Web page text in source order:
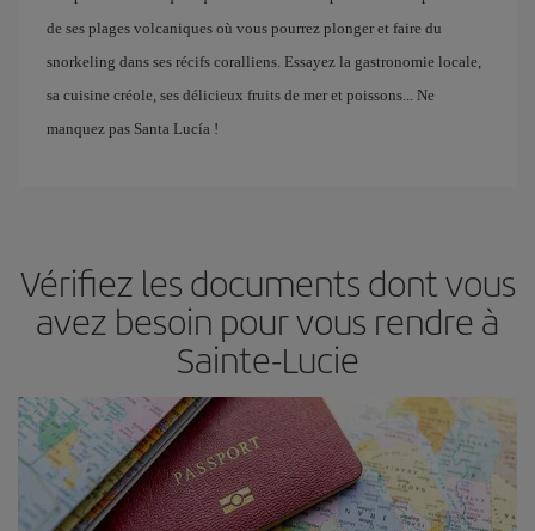
de ses plages volcaniques où vous pourrez plonger et faire du
snorkeling dans ses récifs coralliens. Essayez la gastronomie locale,
sa cuisine créole, ses délicieux fruits de mer et poissons... Ne
manquez pas Santa Lucía !
Vérifiez les documents dont vous
avez besoin pour vous rendre à
Sainte-Lucie